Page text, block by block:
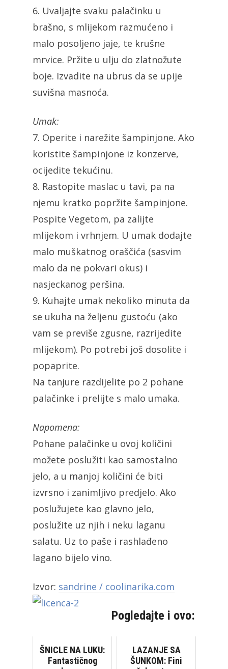
6. Uvaljajte svaku palačinku u
brašno, s mlijekom razmućeno i
malo posoljeno jaje, te krušne
mrvice. Pržite u ulju do zlatnožute
boje. Izvadite na ubrus da se upije
suvišna masnoća.
Umak:
7. Operite i narežite šampinjone. Ako
koristite šampinjone iz konzerve,
ocijedite tekućinu.
8. Rastopite maslac u tavi, pa na
njemu kratko popržite šampinjone.
Pospite Vegetom, pa zalijte
mlijekom i vrhnjem. U umak dodajte
malo muškatnog oraščića (sasvim
malo da ne pokvari okus) i
nasjeckanog peršina.
9. Kuhajte umak nekoliko minuta da
se ukuha na željenu gustoću (ako
vam se previše zgusne, razrijedite
mlijekom). Po potrebi još dosolite i
popaprite.
Na tanjure razdijelite po 2 pohane
palačinke i prelijte s malo umaka.
Napomena:
Pohane palačinke u ovoj količini
možete poslužiti kao samostalno
jelo, a u manjoj količini će biti
izvrsno i zanimljivo predjelo. Ako
poslužujete kao glavno jelo,
poslužite uz njih i neku laganu
salatu. Uz to paše i rashlađeno
lagano bijelo vino.
Izvor: sandrine / coolinarika.com
Pogledajte i ovo:
ŠNICLE NA LUKU:
Fantastičnog
LAZANJE SA
ŠUNKOM: Fini